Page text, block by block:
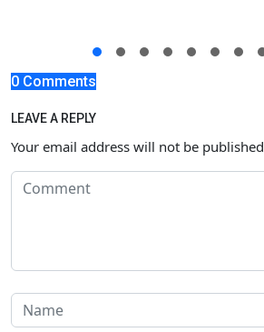
0 Comments
LEAVE A REPLY
Your email address will not be published